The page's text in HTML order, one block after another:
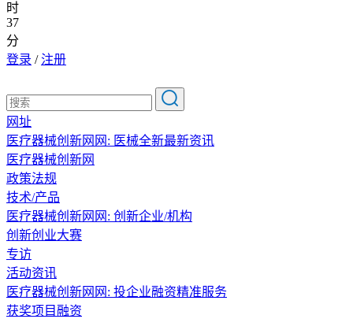
时
37
分
登录 /注册
网址
医疗器械创新网网: 医械全新最新资讯
医疗器械创新网
政策法规
技术/产品
医疗器械创新网网: 创新企业/机构
创新创业大赛
专访
活动资讯
医疗器械创新网网: 投企业融资精准服务
获奖项目融资